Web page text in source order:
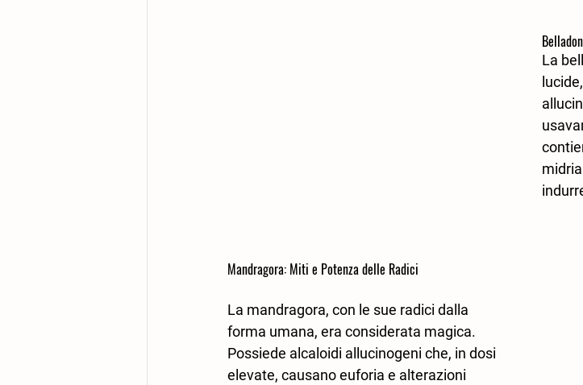
La
Mandragora: Miti e Potenza delle Radici
La mandragora, con le sue radici dalla
forma umana, era considerata magica.
Possiede alcaloidi allucinogeni che, in dosi
elevate, causano euforia e alterazioni